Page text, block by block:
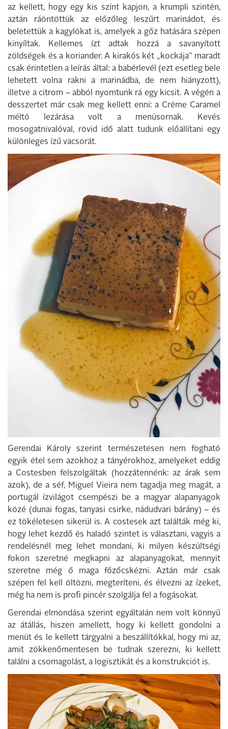
az kellett, hogy egy kis színt kapjon, a krumpli szintén,
aztán ráöntöttük az előzőleg leszűrt marinádot, és
beletettük a kagylókat is, amelyek a gőz hatására szépen
kinyíltak. Kellemes ízt adtak hozzá a savanyított
zöldségek és a koriander. A kirakós két „kockája” maradt
csak érintetlen a leírás által: a babérlevél (ezt esetleg bele
lehetett volna rakni a marinádba, de nem hiányzott),
illetve a citrom – abból nyomtunk rá egy kicsit. A végén a
desszertet már csak meg kellett enni: a Créme Caramel
méltó lezárása volt a menüsornak. Kevés
mosogatnivalóval, rövid idő alatt tudunk előállítani egy
különleges ízű vacsorát.
Gerendai Károly szerint természetesen nem fogható
egyik étel sem azokhoz a tányérokhoz, amelyeket eddig
a Costesben felszolgáltak (hozzátennénk: az árak sem
azok), de a séf, Miguel Vieira nem tagadja meg magát, a
portugál ízvilágot csempészi be a magyar alapanyagok
közé (dunai fogas, tanyasi csirke, nádudvari bárány) – és
ez tökéletesen sikerül is. A costesek azt találták még ki,
hogy lehet kezdő és haladó szintet is választani, vagyis a
rendelésnél meg lehet mondani, ki milyen készültségi
fokon szeretné megkapni az alapanyagokat, mennyit
szeretne még ő maga főzőcskézni. Aztán már csak
szépen fel kell öltözni, megteríteni, és élvezni az ízeket,
még ha nem is profi pincér szolgálja fel a fogásokat.
Gerendai elmondása szerint egyáltalán nem volt könnyű
az átállás, hiszen amellett, hogy ki kellett gondolni a
menüt és le kellett tárgyalni a beszállítókkal, hogy mi az,
amit zökkenőmentesen be tudnak szerezni, ki kellett
találni a csomagolást, a logisztikát és a konstrukciót is.